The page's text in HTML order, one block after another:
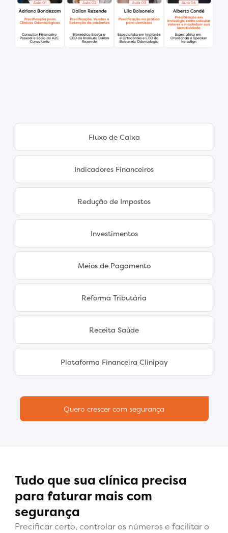
Fluxo de Caixa
Indicadores Financeiros
Redução de Impostos
Investimentos
Meios de Pagamento
Reforma Tributária
Receita Saúde
Plataforma Financeira Clinipay
Quero crescer com segurança
Tudo que sua clínica precisa
para faturar mais com
segurança
Precificar certo, controlar os números e facilitar o